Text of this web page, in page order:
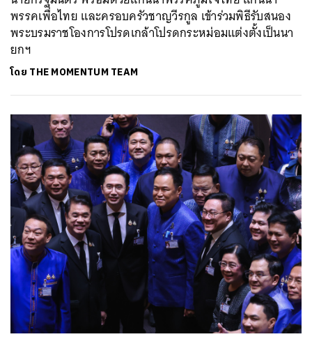
พรรคเพื่อไทย และครอบครัวชาญวีรกูล เข้าร่วมพิธีรับสนอง
พระบรมราชโองการโปรดเกล้าโปรดกระหม่อมแต่งตั้งเป็นนา
ยกฯ
โดย THE MOMENTUM TEAM